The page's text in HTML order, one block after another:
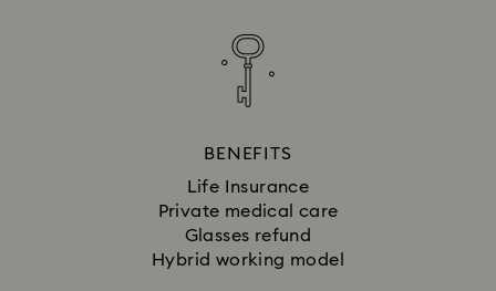
BENEFITS
Life Insurance
Private medical care
Glasses refund
Hybrid working model